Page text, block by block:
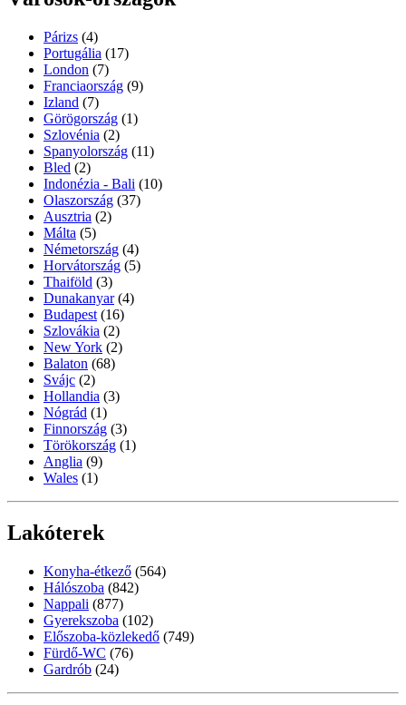
Párizs (4)
Portugália (17)
London (7)
Franciaország (9)
Izland (7)
Görögország (1)
Szlovénia (2)
Spanyolország (11)
Bled (2)
Indonézia - Bali (10)
Olaszország (37)
Ausztria (2)
Málta (5)
Németország (4)
Horvátország (5)
Thaiföld (3)
Dunakanyar (4)
Budapest (16)
Szlovákia (2)
New York (2)
Balaton (68)
Svájc (2)
Hollandia (3)
Nógrád (1)
Finnország (3)
Törökország (1)
Anglia (9)
Wales (1)
Lakóterek
Konyha-étkező (564)
Hálószoba (842)
Nappali (877)
Gyerekszoba (102)
Előszoba-közlekedő (749)
Fürdő-WC (76)
Gardrób (24)